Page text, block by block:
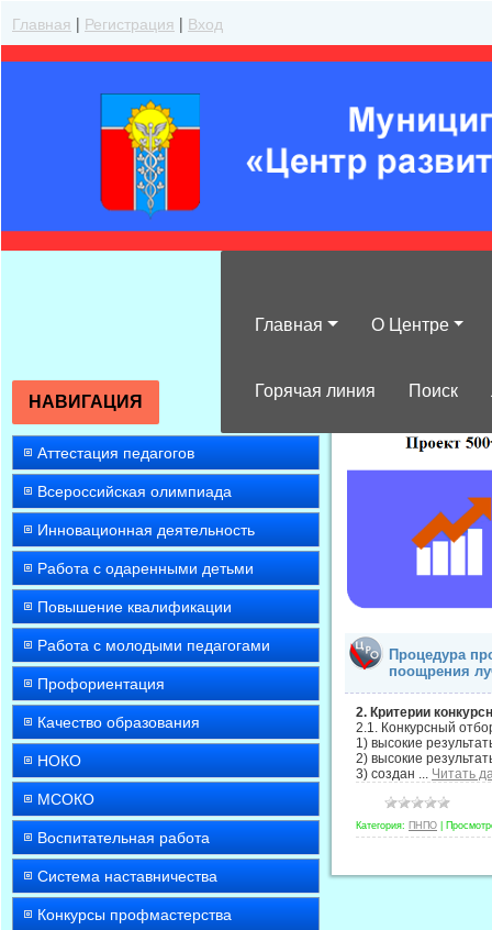
Главная | Регистрация | Вход
Главная О Центре
Горячая линия Поиск
НАВИГАЦИЯ
Аттестация педагогов
Всероссийская олимпиада
Инновационная деятельность
Работа с одаренными детьми
Повышение квалификации
Работа с молодыми педагогами
Профориентация
Качество образования
НОКО
МСОКО
Воспитательная работа
Система наставничества
Конкурсы профмастерства
Процедура
поощрения
2. Критерии
2.1. Конкурсный
1) высокие
2) высокие
3) создан ... Читать
Категория: ПНПО